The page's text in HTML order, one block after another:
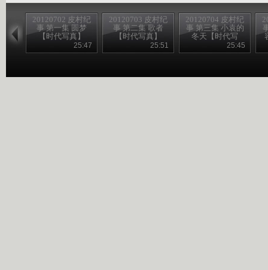
20120702 皮村纪
事 第一集 圆梦
【时代写真】
25:47
20120703 皮村纪
事 第二集 歌者
【时代写真】
25:51
20120704 皮村纪
事 第三集 小袁的
冬天【时代写
25:45